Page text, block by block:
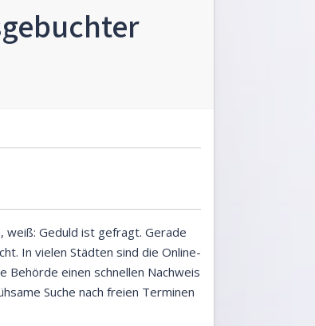
weiß: Geduld ist gefragt. Gerade
In vielen Städten sind die Online-
Behörde einen schnellen Nachweis
Suche nach freien Terminen